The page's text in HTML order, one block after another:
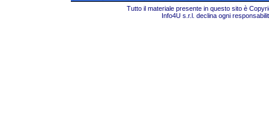
Tutto il materiale presente in questo sito è
Info4U s.r.l. declina ogni